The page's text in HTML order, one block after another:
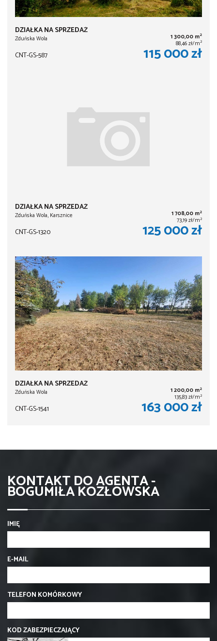
DZIAŁKA NA SPRZEDAŻ
Zduńska Wola 1 300,00 m2
88,46 zł/m2
CNT-GS-587 115 000 zł
DZIAŁKA NA SPRZEDAŻ
Zduńska Wola, Karsznice 1 708,00 m2
73,19 zł/m2
CNT-GS-1320 125 000 zł
DZIAŁKA NA SPRZEDAŻ
Zduńska Wola 1 200,00 m2
135,83 zł/m2
CNT-GS-1541 163 000 zł
KONTAKT DO AGENTA -
BOGUMIŁA KOZŁOWSKA
IMIĘ
E-MAIL
TELEFON KOMÓRKOWY
KOD ZABEZPIECZAJĄCY